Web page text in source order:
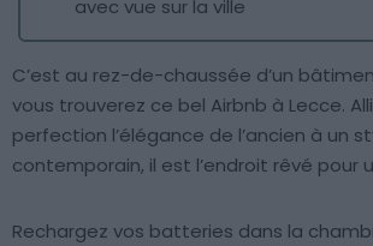
avec vue sur la ville
C’est au rez-de-chaussée d’un
vous trouverez ce bel Airbnb à Lecce.
perfection l’élégance de l’ancien à un
contemporain, il est l’endroit rêvé pour
Rechargez vos batteries dans la